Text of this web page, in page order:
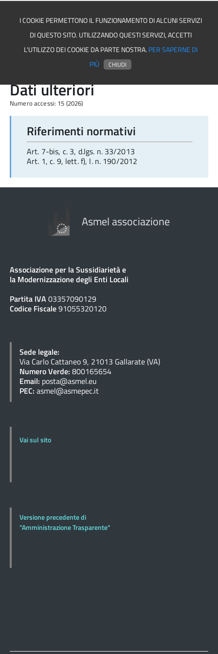
Asmel associazione
Dati ulteriori
Numero accessi: 15 (2026)
Riferimenti normativi
Art. 7-bis, c. 3, d.lgs. n. 33/2013
Art. 1, c. 9, lett. f), l. n. 190/2012
Asmel associazione
Associazione per la Sussidiarietà e
la Modernizzazione degli Enti Locali
Partita IVA03357090129
Codice Fiscale91055320120
Sede legale:
Via Carlo Cattaneo 9, 21013 Gallarate (VA)
Numero Verde: 800165654
Email: posta@asmel.eu
PEC: asmel@asmepec.it
Vai sul sito
Versione precedente di
"Amministrazione Trasparente"
I COOKIE PERMETTONO IL FUNZIONAMENTO DI ALCUNI SERVIZI
DI QUESTO SITO. UTILIZZANDO QUESTI SERVIZI, ACCETTI
L'UTILIZZO DEI COOKIE DA PARTE NOSTRA. PER SAPERNE DI
PIÙ
CHIUDI